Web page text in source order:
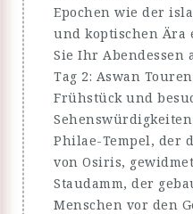
Epochen wie der
und koptischen Ära
Sie Ihr Abendessen
Tag 2: Aswan
Frühstück und
Philae-Tempel, der
von Osiris,
Staudamm, der
Menschen vor den